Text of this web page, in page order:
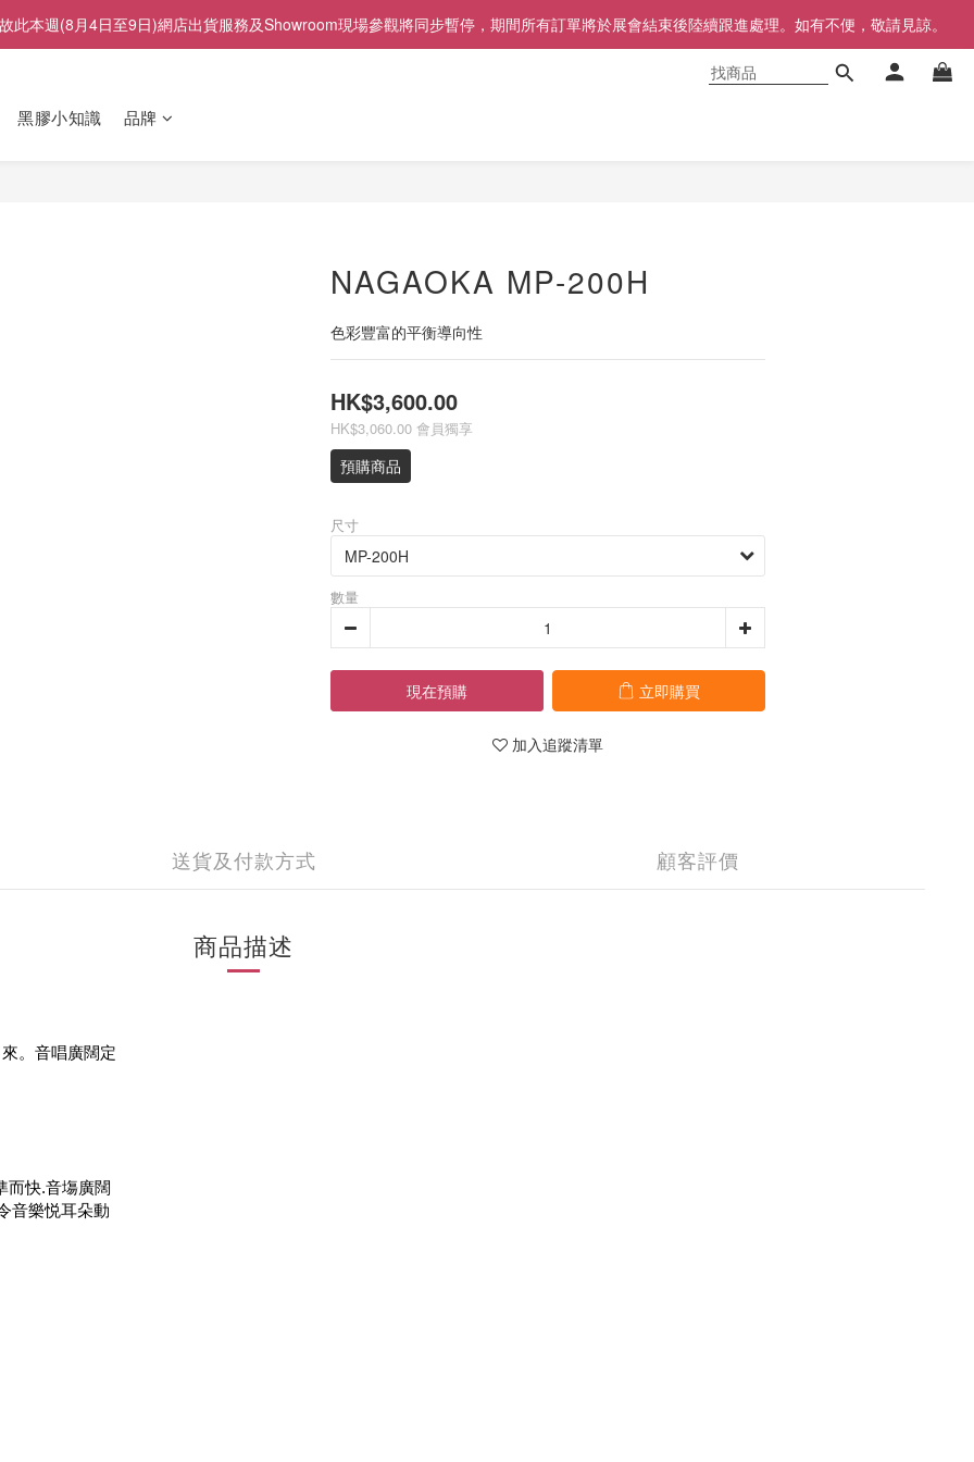
本週(8月4日至9日)網店出貨服務及Showroom現場參觀將同步暫停，期間所有訂單將於展會結束後陸續跟進處理。如有不便，敬請見諒。
黑膠小知識 品牌
NAGAOKA MP-200H
色彩豐富的平衡導向性
HK$3,600.00
HK$3,060.00 會員獨享
預購商品
尺寸
數量
現在預購 立即購買
加入追蹤清單
送貨及付款方式 顧客評價
商品描述
。音唱廣闊定
而快.音塲廣闊
音樂悦耳朵動